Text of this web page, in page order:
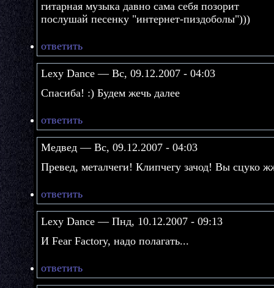
гитарная музыка давно сама себя позорит
послушай песенку "интернет-пиздоболы")))
ответить
Lexy Dance — Вс, 09.12.2007 - 04:03
Спасиба! :) Будем жечь далее
ответить
Медвед — Вс, 09.12.2007 - 04:03
Превед, металчеги! Клипчегу зачод! Вы сцуко
ответить
Lexy Dance — Пнд, 10.12.2007 - 09:13
И Fear Factory, надо полагать...
ответить